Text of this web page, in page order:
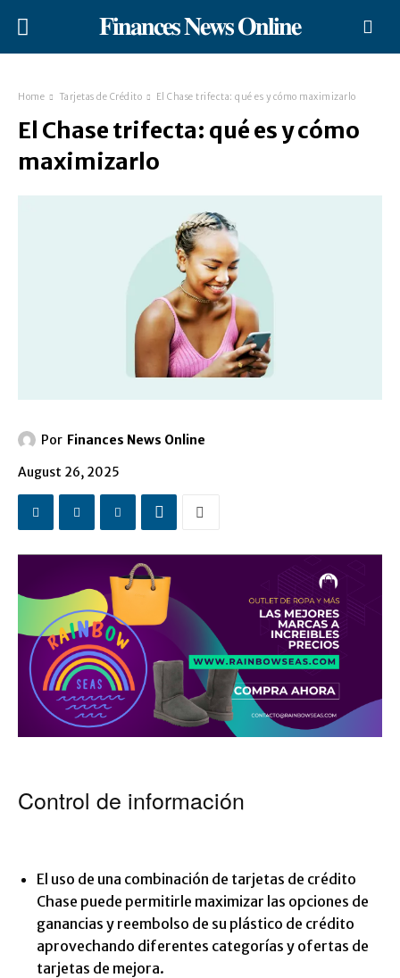
𝐅𝐢𝐧𝐚𝐧𝐜𝐞𝐬 𝐍𝐞𝐰𝐬 𝐎𝐧𝐥𝐢𝐧𝐞
Home Tarjetas de Crédito El Chase trifecta: qué es y cómo maximizarlo
El Chase trifecta: qué es y cómo
maximizarlo
Por Finances News Online
August 26, 2025
Control de información
El uso de una combinación de tarjetas de crédito
Chase puede permitirle maximizar las opciones de
ganancias y reembolso de su plástico de crédito
aprovechando diferentes categorías y ofertas de
tarjetas de mejora.